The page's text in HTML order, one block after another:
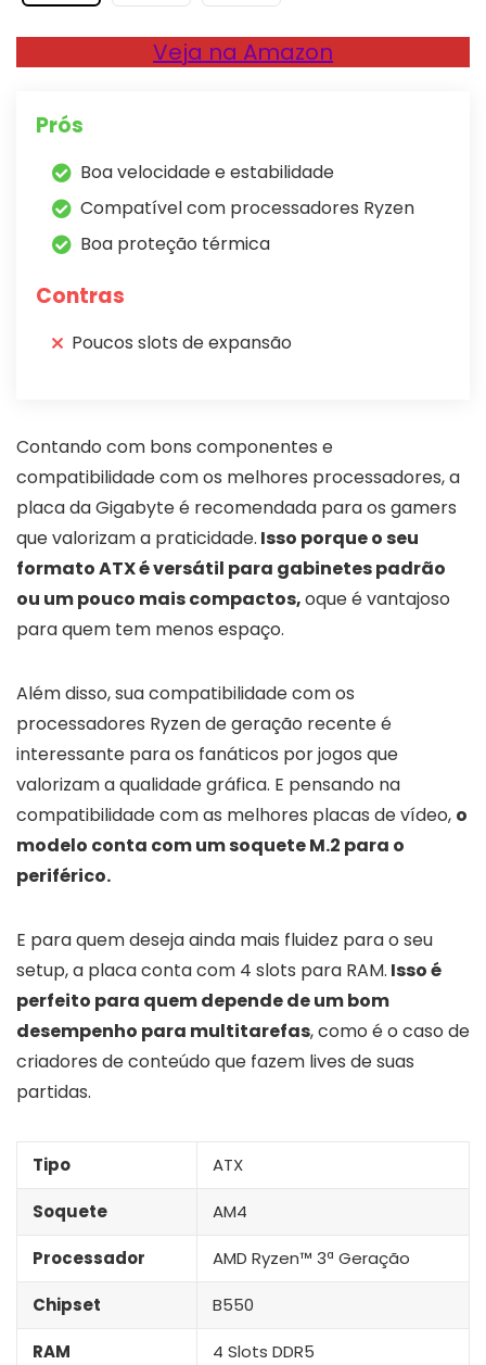
Veja na Amazon
Prós
Boa velocidade e estabilidade
Compatível com processadores Ryzen
Boa proteção térmica
Contras
Poucos slots de expansão
Contando com bons componentes e
compatibilidade com os melhores processadores, a
placa da Gigabyte é recomendada para os gamers
que valorizam a praticidade. Isso porque o seu
formato ATX é versátil para gabinetes padrão
ou um pouco mais compactos,oque é vantajoso
para quem tem menos espaço.
Além disso, sua compatibilidade com os
processadores Ryzen de geração recente é
interessante para os fanáticos por jogos que
valorizam a qualidade gráfica. E pensando na
compatibilidade com as melhores placas de vídeo, o
modelo conta com um soquete M.2 para o
periférico.
E para quem deseja ainda mais fluidez para o seu
setup, a placa conta com 4 slots para RAM. Isso é
perfeito para quem depende de um bom
desempenho para multitarefas, como é o caso de
criadores de conteúdo que fazem lives de suas
partidas.
Tipo ATX
Soquete AM4
Processador AMD Ryzen™ 3ª Geração
Chipset B550
RAM 4 Slots DDR5